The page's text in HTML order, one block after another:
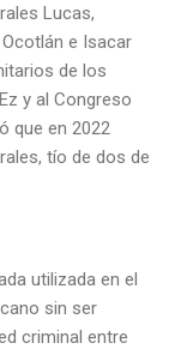
Lucas,
e Isacar
de los
y al Congreso
que en 2022
tío de dos de
utilizada en el
sin ser
criminal entre